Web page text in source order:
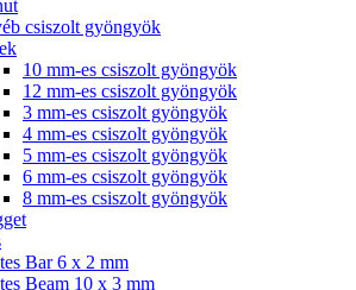
csiszolt gyöngyök
10 mm-es csiszolt gyöngyök
12 mm-es csiszolt gyöngyök
3 mm-es csiszolt gyöngyök
4 mm-es csiszolt gyöngyök
5 mm-es csiszolt gyöngyök
6 mm-es csiszolt gyöngyök
8 mm-es csiszolt gyöngyök
Bar 6 x 2 mm
Beam 10 x 3 mm